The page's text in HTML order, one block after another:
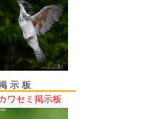
示板
ワセミ掲示板